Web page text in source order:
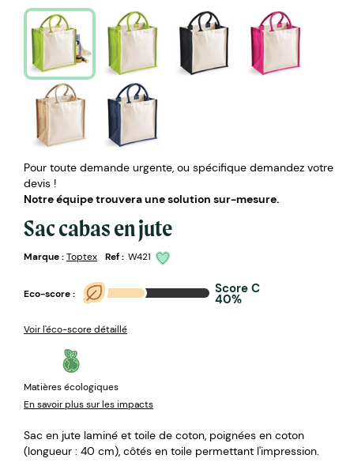
Pour toute demande urgente, ou spécifique demandez votre
devis !
Notre équipe trouvera une solution sur-mesure.
Sac cabas en jute
Marque :Toptex Ref : W421
Eco-score : Score C
40%
Voir l'éco-score détaillé
Matières écologiques
En savoir plus sur les impacts
Sac en jute laminé et toile de coton, poignées en coton
(longueur : 40 cm), côtés en toile permettant l'impression.